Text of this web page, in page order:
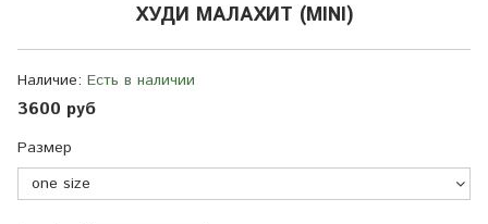
ХУДИ МАЛАХИТ (MINI)
Наличие: Есть в наличии
3600 руб
Размер